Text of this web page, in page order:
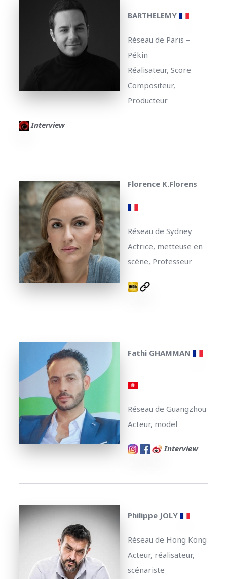
BARTHELEMY
Réseau de Paris –
Pékin
Réalisateur, Score
Compositeur,
Producteur
Interview
Florence K.Florens
Réseau de Sydney
Actrice, metteuse en
scène, Professeur
Fathi GHAMMAN
Réseau de Guangzhou
Acteur, model
Interview
Philippe JOLY
Réseau de Hong Kong
Acteur, réalisateur,
scénariste